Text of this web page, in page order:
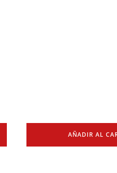
AÑADIR AL